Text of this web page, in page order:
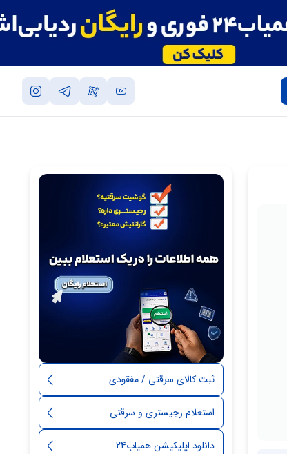
ثبت کالای سرقتی / مفقودی
استعلام رجیستری و سرقتی
دانلود اپلیکیشن همیاب24